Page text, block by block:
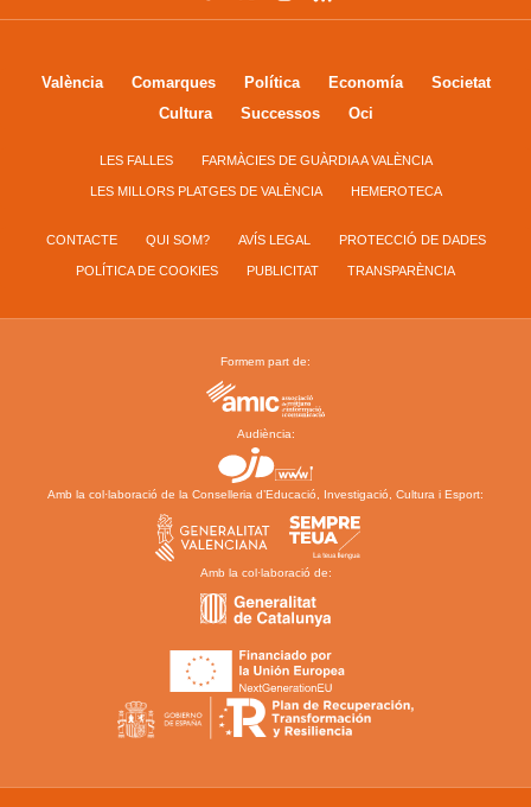
València Comarques Política Economía
Societat
Cultura
Successos Oci
LES FALLES FARMÀCIES DE GUÀRDIA A VALÈNCIA
LES MILLORS PLATGES DE VALÈNCIA HEMEROTECA
CONTACTE QUI SOM? AVÍS LEGAL PROTECCIÓ DE DADES
POLÍTICA DE COOKIES PUBLICITAT TRANSPARÈNCIA
Formem part de:
Audiència:
Amb la col·laboració de la Conselleria d’Educació, Investigació, Cultura i Esport:
Amb la col·laboració de: